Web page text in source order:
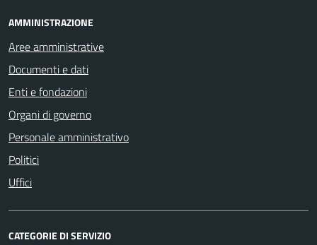
AMMINISTRAZIONE
Aree amministrative
Documenti e dati
Enti e fondazioni
Organi di governo
Personale amministrativo
Politici
Uffici
CATEGORIE DI SERVIZIO